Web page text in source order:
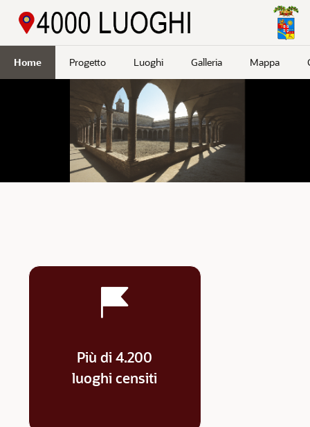
Home Progetto Luoghi Galleria Mappa
Più di 4.200
luoghi censiti